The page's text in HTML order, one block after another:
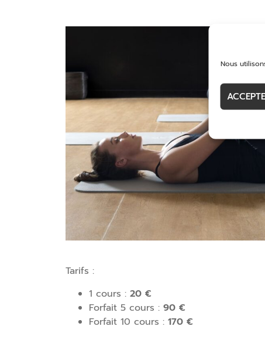
Nous
Tarifs :
1 cours : 20 €
Forfait 5 cours : 90 €
Forfait 10 cours : 170 €